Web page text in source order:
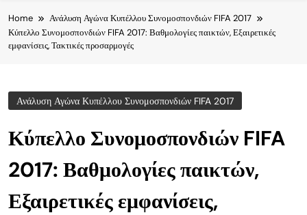
Home
Ανάλυση Αγώνα Κυπέλλου Συνομοσπονδιών FIFA 2017
Κύπελλο Συνομοσπονδιών FIFA 2017: Βαθμολογίες παικτών, Εξαιρετικές
εμφανίσεις, Τακτικές προσαρμογές
Ανάλυση Αγώνα Κυπέλλου Συνομοσπονδιών FIFA 2017
Κύπελλο Συνομοσπονδιών FIFA
2017: Βαθμολογίες παικτών,
Εξαιρετικές εμφανίσεις,